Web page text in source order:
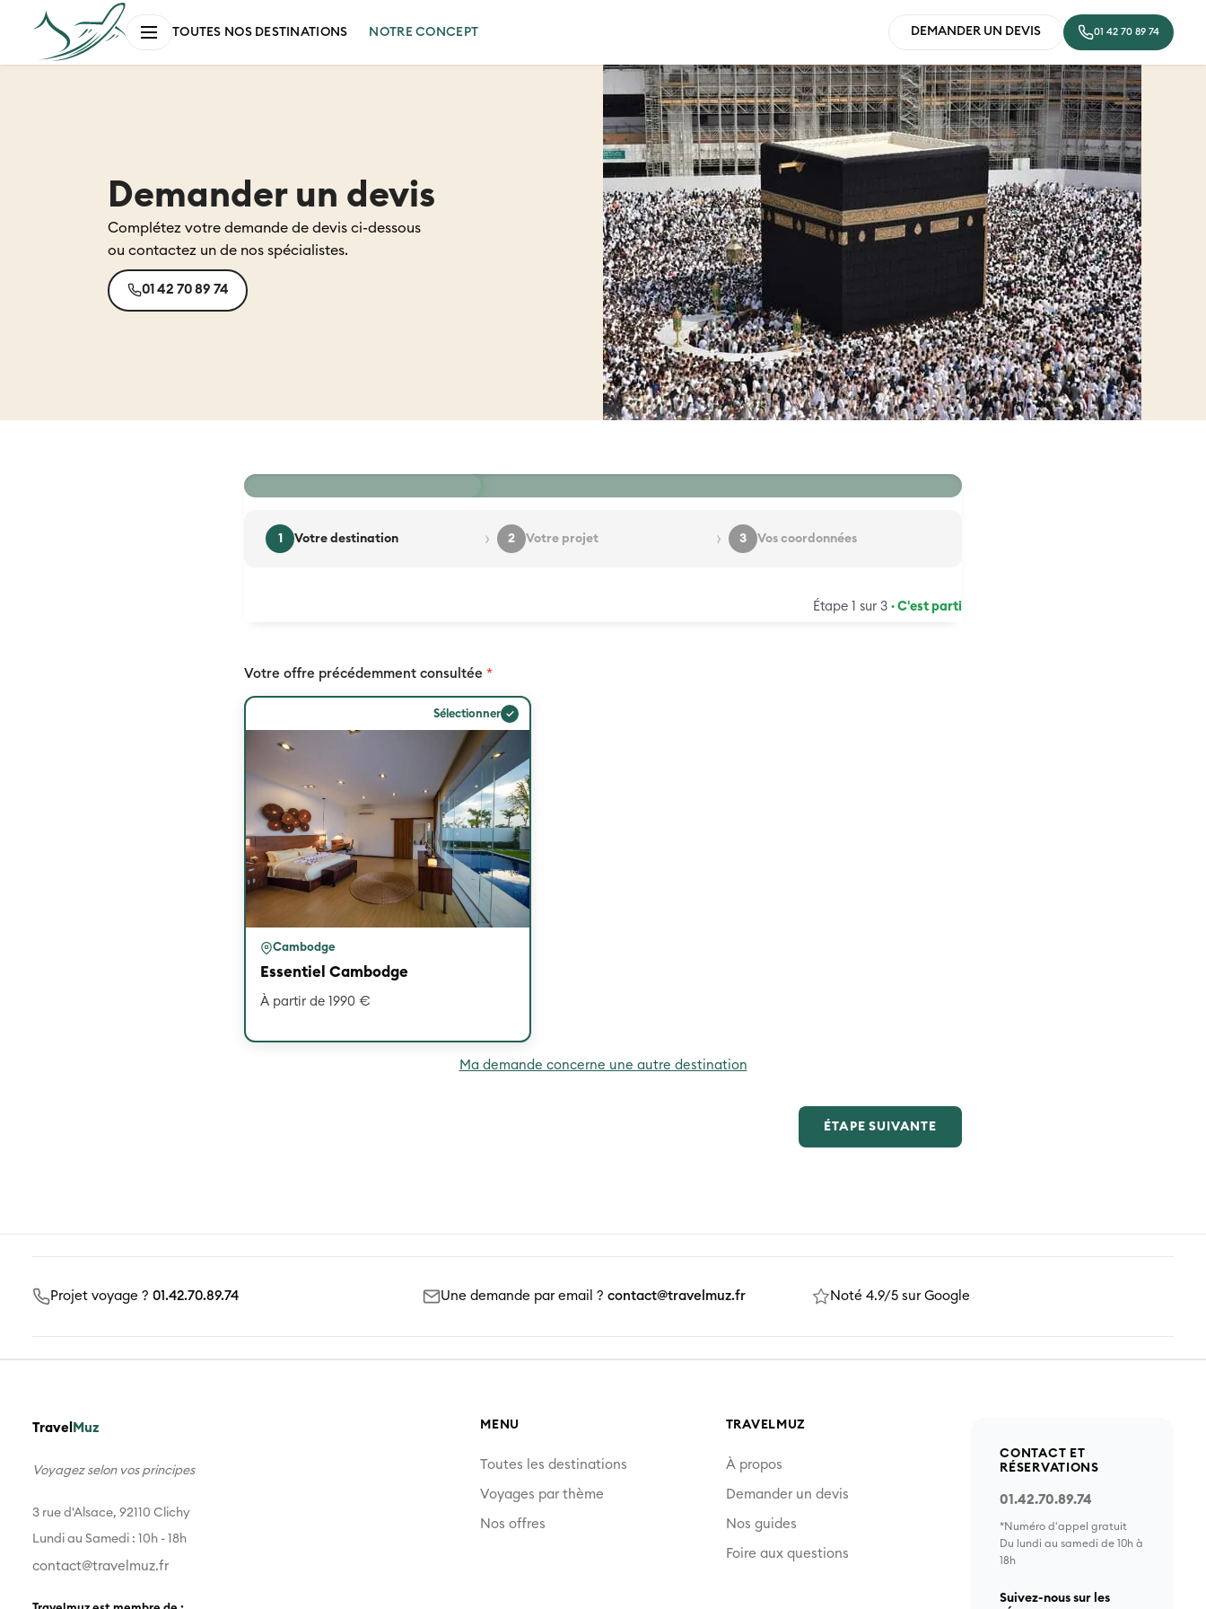
TOUTES NOS DESTINATIONS NOTRE CONCEPT DEMANDER UN DEVIS 01 42 70 89 74
Demander un devis
Complétez votre demande de devis ci-dessous
ou contactez un de nos spécialistes.
01 42 70 89 74
1 Votre destination › 2 Votre projet › 3 Vos coordonnées
Étape 1 sur 3 · C'est parti
Votre offre précédemment consultée *
Sélectionner ✓
Cambodge
Essentiel Cambodge
À partir de 1990 €
Ma demande concerne une autre destination
ÉTAPE SUIVANTE
Projet voyage ? 01.42.70.89.74 Une demande par email ? contact@travelmuz.fr Noté 4.9/5 sur Google
Travel Muz
Voyagez selon vos principes
3 rue d'Alsace, 92110 Clichy
Lundi au Samedi : 10h - 18h
contact@travelmuz.fr
MENU
Toutes les destinations
Voyages par thème
Nos offres
TRAVELMUZ
À propos
Demander un devis
Nos guides
Foire aux questions
CONTACT ET
RÉSERVATIONS
01.42.70.89.74
*Numéro d'appel gratuit
Du lundi au samedi de 10h à
18h
Suivez-nous sur les